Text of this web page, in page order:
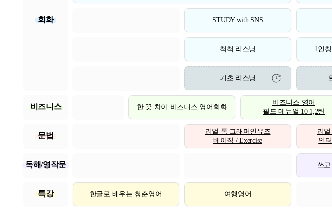
회화 STUDY with SNS
척척 리스닝 1인
기초 리스닝
비즈니스 한 끗 차이 비즈니스 영어회화
비즈니스 영어
필드 메뉴얼 10 1,2탄
문법
리얼 톡 그래머인유즈
베이직 / Exercise
리
인
독해/영작문 쓰
특강 한글로 배우는 청춘영어 여행영어